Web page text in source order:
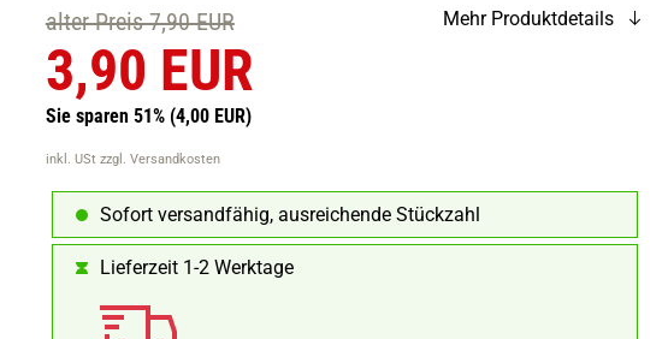
alter Preis 7,90 EUR
3,90 EUR
Sie sparen 51% (4,00 EUR)
inkl. USt zzgl. Versandkosten
Mehr Produktdetails
Sofort versandfähig, ausreichende Stückzahl
Lieferzeit 1-2 Werktage